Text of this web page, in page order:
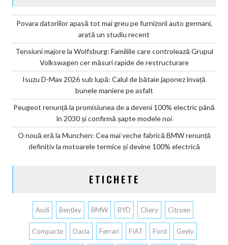
Povara datoriilor apasă tot mai greu pe furnizorii auto germani,
arată un studiu recent
Tensiuni majore la Wolfsburg: Familiile care controlează Grupul
Volkswagen cer măsuri rapide de restructurare
Isuzu D-Max 2026 sub lupă: Calul de bătaie japonez învață
bunele maniere pe asfalt
Peugeot renunță la promisiunea de a deveni 100% electric până
în 2030 și confirmă șapte modele noi
O nouă eră la Munchen: Cea mai veche fabrică BMW renunță
definitiv la motoarele termice și devine 100% electrică
ETICHETE
Audi Bentley BMW BYD Chery Citroen
Compacte Dacia Ferrari FIAT Ford Geely